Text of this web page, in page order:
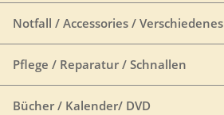
Notfall / Accessories / Verschiedenes
Pflege / Reparatur / Schnallen
Bücher / Kalender/ DVD